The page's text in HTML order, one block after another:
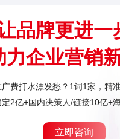
品牌更进一
力企业营销
费打水漂发愁？1词1家，精
定2亿+国内决策人/链接10亿+
立即咨询